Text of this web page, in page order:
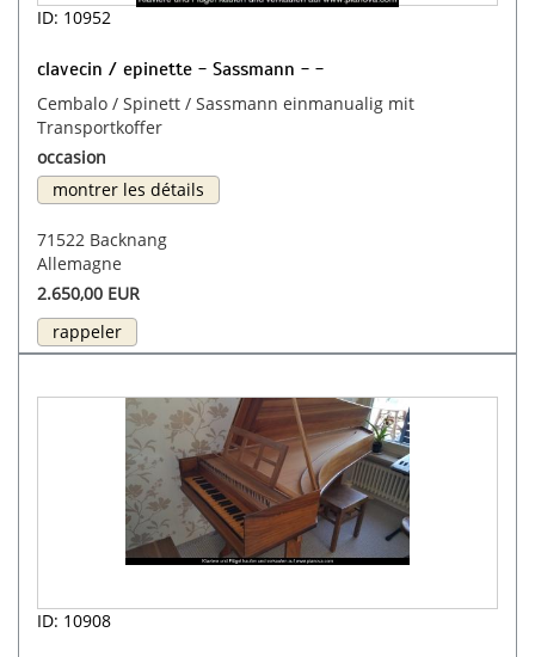
ID: 10952
clavecin / epinette - Sassmann - -
Cembalo / Spinett / Sassmann einmanualig mit
Transportkoffer
occasion
montrer les détails
71522 Backnang
Allemagne
2.650,00 EUR
rappeler
ID: 10908